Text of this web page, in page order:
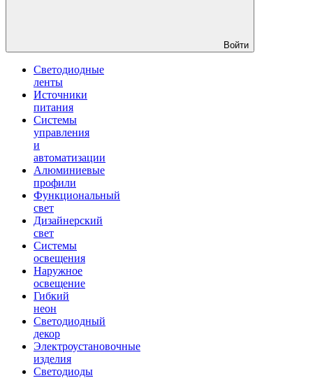
Войти
Светодиодные
ленты
Источники
питания
Системы
управления
и
автоматизации
Алюминиевые
профили
Функциональный
свет
Дизайнерский
свет
Системы
освещения
Наружное
освещение
Гибкий
неон
Светодиодный
декор
Электроустановочные
изделия
Светодиоды